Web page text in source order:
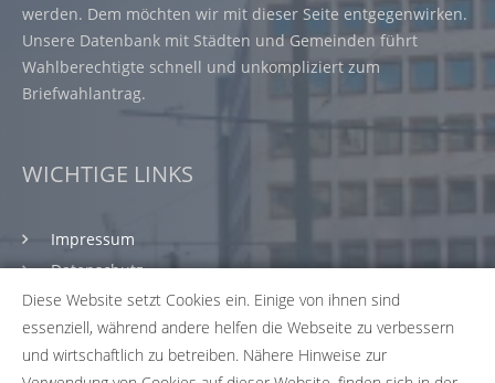
werden. Dem möchten wir mit dieser Seite entgegenwirken.
Unsere Datenbank mit Städten und Gemeinden führt
Wahlberechtigte schnell und unkompliziert zum
Briefwahlantrag.
WICHTIGE LINKS
Impressum
Datenschutz
Nutzungsbedingungen
Fragen & Antworten
Was ist die Briefwahl?
Diese Website setzt Cookies ein. Einige von ihnen sind
essenziell, während andere helfen die Webseite zu verbessern
und wirtschaftlich zu betreiben. Nähere Hinweise zur